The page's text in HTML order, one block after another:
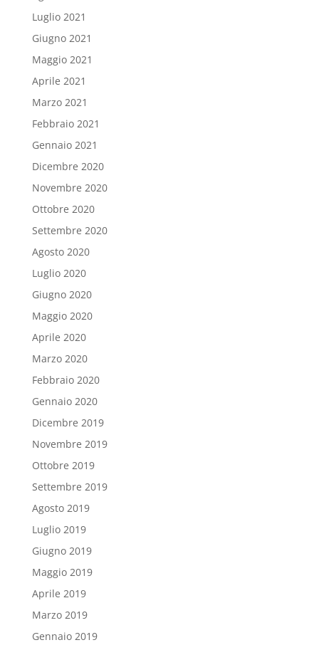
Luglio 2021
Giugno 2021
Maggio 2021
Aprile 2021
Marzo 2021
Febbraio 2021
Gennaio 2021
Dicembre 2020
Novembre 2020
Ottobre 2020
Settembre 2020
Agosto 2020
Luglio 2020
Giugno 2020
Maggio 2020
Aprile 2020
Marzo 2020
Febbraio 2020
Gennaio 2020
Dicembre 2019
Novembre 2019
Ottobre 2019
Settembre 2019
Agosto 2019
Luglio 2019
Giugno 2019
Maggio 2019
Aprile 2019
Marzo 2019
Gennaio 2019